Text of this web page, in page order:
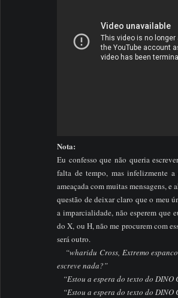
Nota:
Eu confesso que não queria
falta de tempo, mas infelizmente
ameaçada com muitas mensagens, e
questão de deixar claro que o meu
a imparcialidade, não esperem que
do X, ou H, não me procurem com
será outro.
“wharidu Cross, Extremo
escreve nada?”
“Estou a espera do texto do DINO
“Estou a espera do texto do DINO